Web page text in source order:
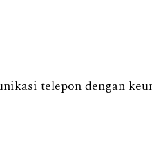
telepon dengan